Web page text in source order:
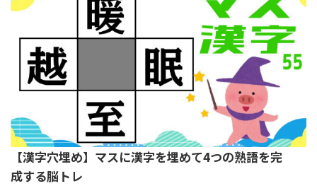
【漢字穴埋め】マスに漢字を埋めて4つの熟語を完
成する脳トレ